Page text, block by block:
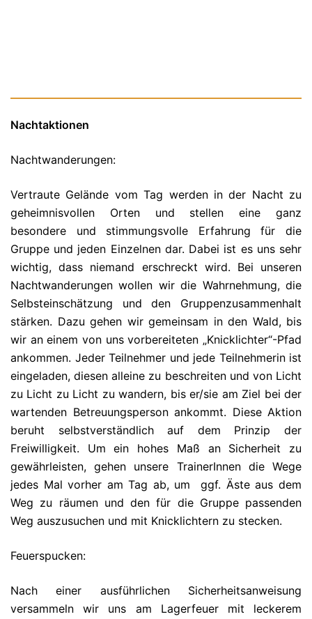
Nachtaktionen
Nachtwanderungen:
Vertraute Gelände vom Tag werden in der Nacht zu
geheimnisvollen Orten und stellen eine ganz
besondere und stimmungsvolle Erfahrung für die
Gruppe und jeden Einzelnen dar. Dabei ist es uns sehr
wichtig, dass niemand erschreckt wird. Bei unseren
Nachtwanderungen wollen wir die Wahrnehmung, die
Selbsteinschätzung und den Gruppenzusammenhalt
stärken. Dazu gehen wir gemeinsam in den Wald, bis
wir an einem von uns vorbereiteten „Knicklichter“-Pfad
ankommen. Jeder Teilnehmer und jede Teilnehmerin ist
eingeladen, diesen alleine zu beschreiten und von Licht
zu Licht zu Licht zu wandern, bis er/sie am Ziel bei der
wartenden Betreuungsperson ankommt. Diese Aktion
beruht selbstverständlich auf dem Prinzip der
Freiwilligkeit. Um ein hohes Maß an Sicherheit zu
gewährleisten, gehen unsere TrainerInnen die Wege
jedes Mal vorher am Tag ab, um ggf. Äste aus dem
Weg zu räumen und den für die Gruppe passenden
Weg auszusuchen und mit Knicklichtern zu stecken.
Feuerspucken:
Nach einer ausführlichen Sicherheitsanweisung
versammeln wir uns am Lagerfeuer mit leckerem